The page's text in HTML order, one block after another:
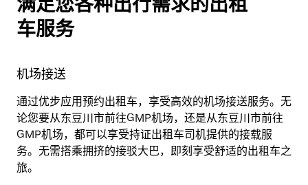
车服务
机场接送
通过优步应用预约出租车，享受高效的机场接送服务。无
论您要从东豆川市前往GMP机场，还是从东豆川市前往
GMP机场，都可以享受持证出租车司机提供的接载服
务。无需搭乘拥挤的接驳大巴，即刻享受舒适的出租车之
旅。